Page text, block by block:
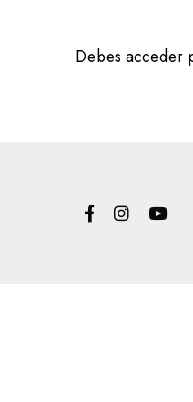
Debes acceder